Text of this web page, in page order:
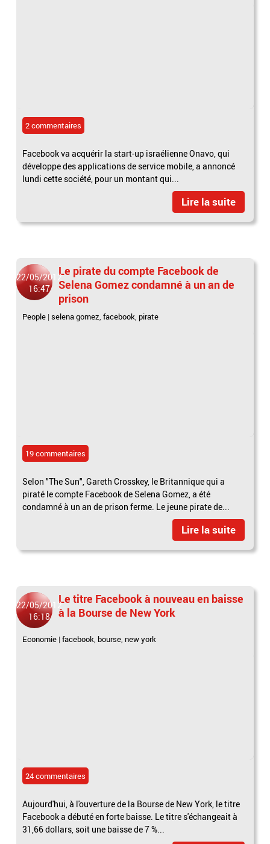
2 commentaires
Facebook va acquérir la start-up israélienne Onavo, qui
développe des applications de service mobile, a annoncé
lundi cette société, pour un montant qui...
Lire la suite
22/05/2012
16:47
Le pirate du compte Facebook de
Selena Gomez condamné à un an de
prison
People |selena gomez,facebook, pirate
19 commentaires
Selon "The Sun", Gareth Crosskey, le Britannique qui a
piraté le compte Facebook de Selena Gomez, a été
condamné à un an de prison ferme. Le jeune pirate de...
Lire la suite
22/05/2012
16:18
Le titre Facebook à nouveau en baisse
à la Bourse de New York
Economie |facebook, bourse, new york
24 commentaires
Aujourd'hui, à l'ouverture de la Bourse de New York, le titre
Facebook a débuté en forte baisse. Le titre s'échangeait à
31,66 dollars, soit une baisse de 7 %...